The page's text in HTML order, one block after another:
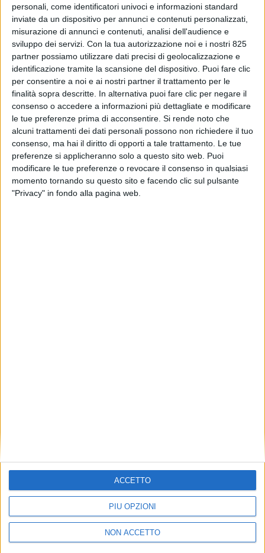
personali, come identificatori univoci e informazioni standard
inviate da un dispositivo per annunci e contenuti personalizzati,
misurazione di annunci e contenuti, analisi dell'audience e
sviluppo dei servizi. Con la tua autorizzazione noi e i nostri 825
partner possiamo utilizzare dati precisi di geolocalizzazione e
identificazione tramite la scansione del dispositivo. Puoi fare clic
per consentire a noi e ai nostri partner il trattamento per le
finalità sopra descritte. In alternativa puoi fare clic per negare il
consenso o accedere a informazioni più dettagliate e modificare
le tue preferenze prima di acconsentire. Si rende noto che
alcuni trattamenti dei dati personali possono non richiedere il tuo
consenso, ma hai il diritto di opporti a tale trattamento. Le tue
preferenze si applicheranno solo a questo sito web. Puoi
modificare le tue preferenze o revocare il consenso in qualsiasi
momento tornando su questo sito e facendo clic sul pulsante
"Privacy" in fondo alla pagina web.
PIÙ OPZIONI
NON ACCETTO
ACCETTO
Ipotesi ri-export per spiegare
il boom di vendite italiane di
farmaci alla Cina
NOTIZIE E INTERVISTE IN EVIDENZA 15 MAGGIO 2023